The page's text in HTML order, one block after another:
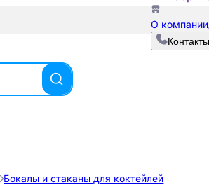
О компании
Контакты
Бокалы и стаканы для коктейлей